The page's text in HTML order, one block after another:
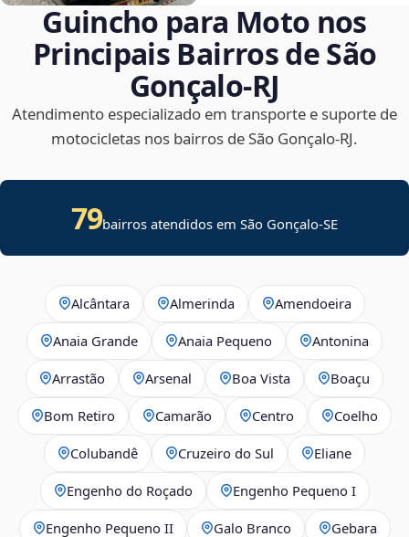
Guincho para Moto nos
Principais Bairros de São
Gonçalo‑RJ
Atendimento especializado em transporte e suporte de
motocicletas nos bairros de São Gonçalo‑RJ.
79bairros atendidos emSão Gonçalo-SE
Alcântara Almerinda Amendoeira
Anaia Grande Anaia Pequeno Antonina
Arrastão Arsenal Boa Vista Boaçu
Bom Retiro Camarão Centro Coelho
Colubandê Cruzeiro do Sul Eliane
Engenho do Roçado Engenho Pequeno I
Engenho Pequeno II Galo Branco Gebara